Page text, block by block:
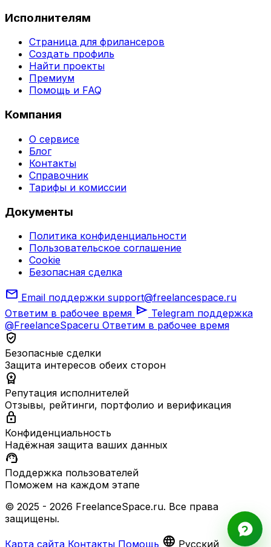
Исполнителям
Страница для фрилансеров
Создать профиль
Найти проекты
Премиум
Помощь и FAQ
Компания
О сервисе
Блог
Контакты
Справочник
Тарифы и комиссии
Документы
Политика конфиденциальности
Пользовательское соглашение
Cookie
Безопасная сделка
mail Email поддержки support@freelancespace.ru
Ответим в рабочее время send Telegram поддержка
@FreelanceSpaceru Ответим в рабочее время
verified_user
Безопасные сделки
Защита интересов обеих сторон
workspace_premium
Репутация исполнителей
Отзывы, рейтинги, портфолио и верификация
lock
Конфиденциальность
Надёжная защита ваших данных
support_agent
Поддержка пользователей
Поможем на каждом этапе
© 2025 - 2026 FreelanceSpace.ru. Все права
защищены.
Карта сайта Контакты Помощь language Русский